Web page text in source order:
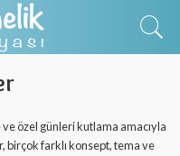
özel günleri kutlama amacıyla
farklı konsept, tema ve